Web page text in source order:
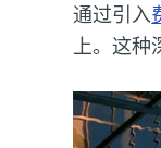
通过引入
上。这种